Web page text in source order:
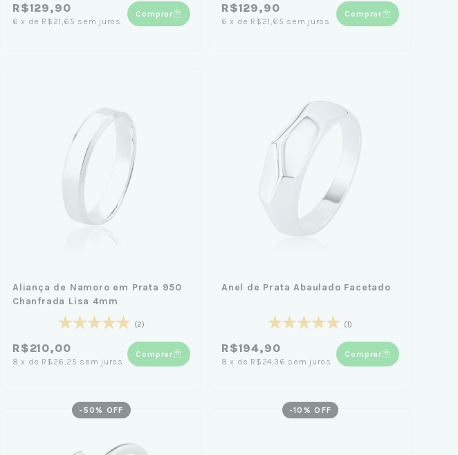
R$129,90
6 x de R$21,65 sem juros
Comprar R$129,90
6 x de R$21,65 sem juros
Comprar
Aliança de Namoro em Prata 950
Chanfrada Lisa 4mm
(2)
R$210,00
8 x de R$26,25 sem juros
Comprar
Anel de Prata Abaulado Facetado
(1)
R$194,90
8 x de R$24,36 sem juros
Comprar
- 50 % OFF -10 % OFF